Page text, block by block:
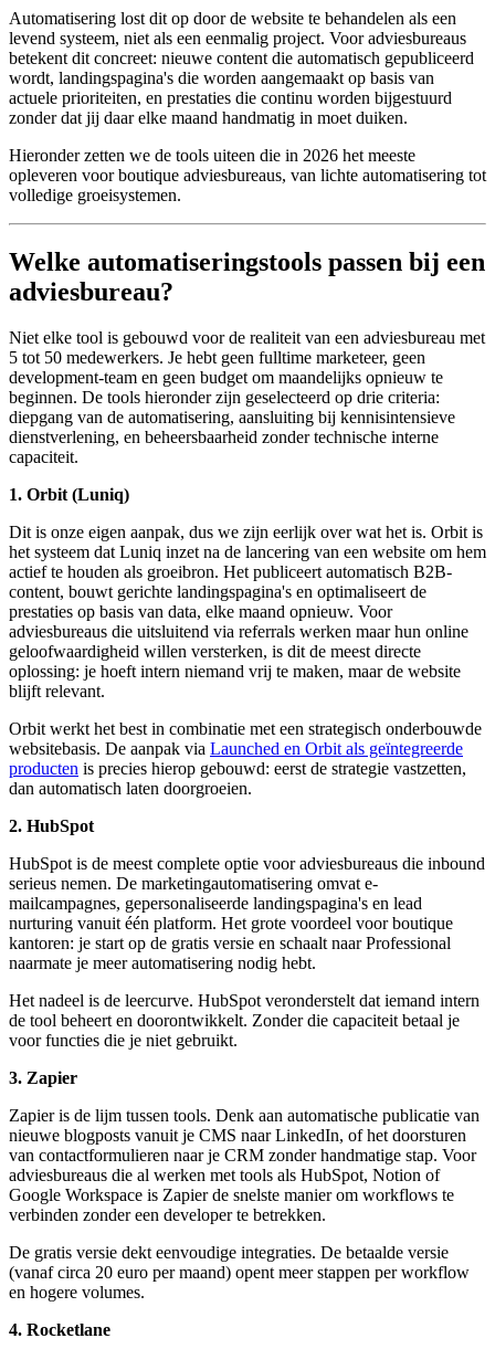
Automatisering lost dit op door de website te behandelen als een
levend systeem, niet als een eenmalig project. Voor adviesbureaus
betekent dit concreet: nieuwe content die automatisch gepubliceerd
wordt, landingspagina's die worden aangemaakt op basis van
actuele prioriteiten, en prestaties die continu worden bijgestuurd
zonder dat jij daar elke maand handmatig in moet duiken.
Hieronder zetten we de tools uiteen die in 2026 het meeste
opleveren voor boutique adviesbureaus, van lichte automatisering tot
volledige groeisystemen.
Welke automatiseringstools passen bij een
adviesbureau?
Niet elke tool is gebouwd voor de realiteit van een adviesbureau met
5 tot 50 medewerkers. Je hebt geen fulltime marketeer, geen
development-team en geen budget om maandelijks opnieuw te
beginnen. De tools hieronder zijn geselecteerd op drie criteria:
diepgang van de automatisering, aansluiting bij kennisintensieve
dienstverlening, en beheersbaarheid zonder technische interne
capaciteit.
1. Orbit (Luniq)
Dit is onze eigen aanpak, dus we zijn eerlijk over wat het is. Orbit is
het systeem dat Luniq inzet na de lancering van een website om hem
actief te houden als groeibron. Het publiceert automatisch B2B-
content, bouwt gerichte landingspagina's en optimaliseert de
prestaties op basis van data, elke maand opnieuw. Voor
adviesbureaus die uitsluitend via referrals werken maar hun online
geloofwaardigheid willen versterken, is dit de meest directe
oplossing: je hoeft intern niemand vrij te maken, maar de website
blijft relevant.
Orbit werkt het best in combinatie met een strategisch onderbouwde
websitebasis. De aanpak via Launched en Orbit als geïntegreerde
producten is precies hierop gebouwd: eerst de strategie vastzetten,
dan automatisch laten doorgroeien.
2. HubSpot
HubSpot is de meest complete optie voor adviesbureaus die inbound
serieus nemen. De marketingautomatisering omvat e-
mailcampagnes, gepersonaliseerde landingspagina's en lead
nurturing vanuit één platform. Het grote voordeel voor boutique
kantoren: je start op de gratis versie en schaalt naar Professional
naarmate je meer automatisering nodig hebt.
Het nadeel is de leercurve. HubSpot veronderstelt dat iemand intern
de tool beheert en doorontwikkelt. Zonder die capaciteit betaal je
voor functies die je niet gebruikt.
3. Zapier
Zapier is de lijm tussen tools. Denk aan automatische publicatie van
nieuwe blogposts vanuit je CMS naar LinkedIn, of het doorsturen
van contactformulieren naar je CRM zonder handmatige stap. Voor
adviesbureaus die al werken met tools als HubSpot, Notion of
Google Workspace is Zapier de snelste manier om workflows te
verbinden zonder een developer te betrekken.
De gratis versie dekt eenvoudige integraties. De betaalde versie
(vanaf circa 20 euro per maand) opent meer stappen per workflow
en hogere volumes.
4. Rocketlane